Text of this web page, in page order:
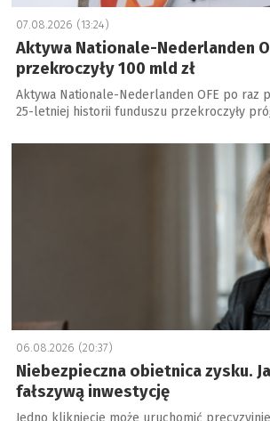
07.08.2026 (13:24)
Aktywa Nationale-Nederlanden
przekroczyły 100 mld zł
Aktywa Nationale-Nederlanden OFE po raz
25-letniej historii funduszu przekroczyły
a
06.08.2026 (20:37)
Niebezpieczna obietnica zysku.
fałszywą inwestycję
Jedno kliknięcie może uruchomić